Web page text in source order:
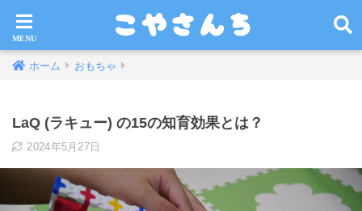
ホーム おもちゃ
LaQ (ラキュー) の15の知育効果とは？
2024年5月27日